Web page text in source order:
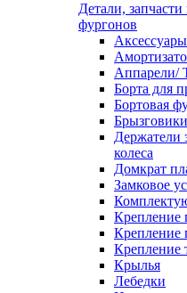
Детали,
фургонов
Аппарели/
Борта для
Бортовая
Держатели
колеса
Домкрат
Замковое
Крепление
Крепление
Крепление
Крылья
Лебедки